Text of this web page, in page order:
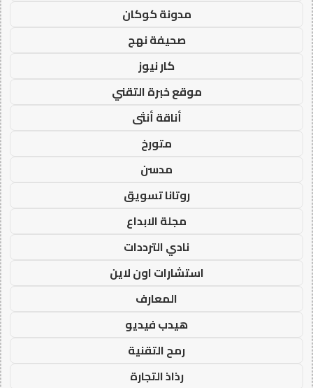
مدونة كوكان
صحيفة نهج
كار نيوز
موقع خبرة التقني
أناقة أنثى
متورخ
مدسن
روتانا تسويق
مجلة الابداع
نادي الترددات
استشارات اون لاين
المعارف
هيدب فيديو
رمح التقنية
رذاذ التجارة